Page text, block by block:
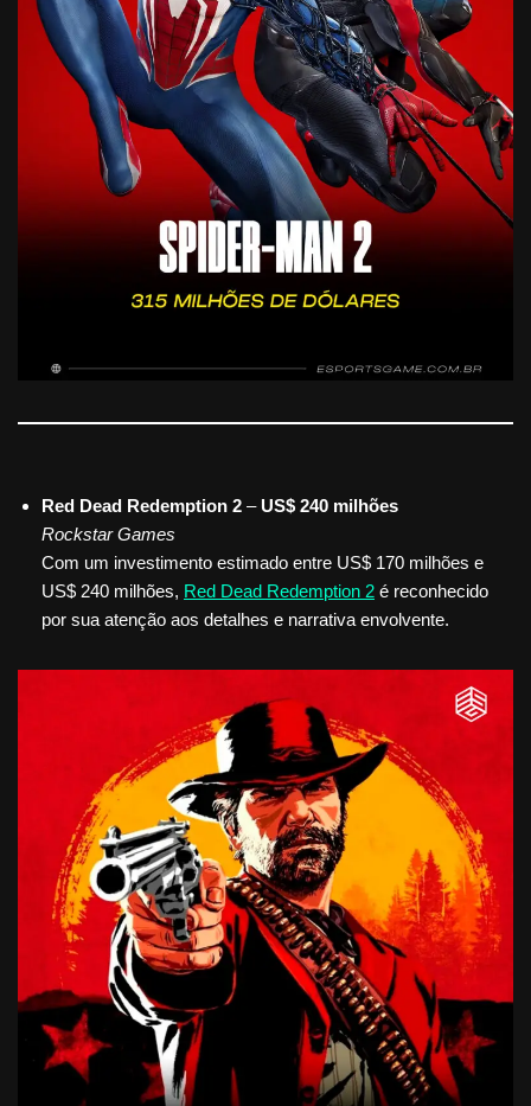
Red Dead Redemption 2 – US$ 240 milhões
Rockstar Games
Com um investimento estimado entre US$ 170 milhões e
US$ 240 milhões, Red Dead Redemption 2 é reconhecido
por sua atenção aos detalhes e narrativa envolvente.